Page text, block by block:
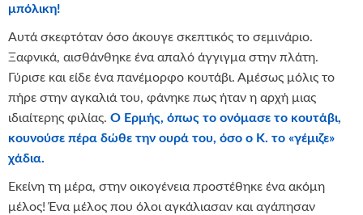
μπόλικη!
Αυτά σκεφτόταν όσο άκουγε σκεπτικός το σεμινάριο.
Ξαφνικά, αισθάνθηκε ένα απαλό άγγιγμα στην πλάτη.
Γύρισε και είδε ένα πανέμορφο κουτάβι. Αμέσως μόλις το
πήρε στην αγκαλιά του, φάνηκε πως ήταν η αρχή μιας
ιδιαίτερης φιλίας. Ο Ερμής, όπως το ονόμασε το κουτάβι,
κουνούσε πέρα δώθε την ουρά του, όσο ο Κ. το «γέμιζε»
χάδια.
Εκείνη τη μέρα, στην οικογένεια προστέθηκε ένα ακόμη
μέλος! Ένα μέλος που όλοι αγκάλιασαν και αγάπησαν